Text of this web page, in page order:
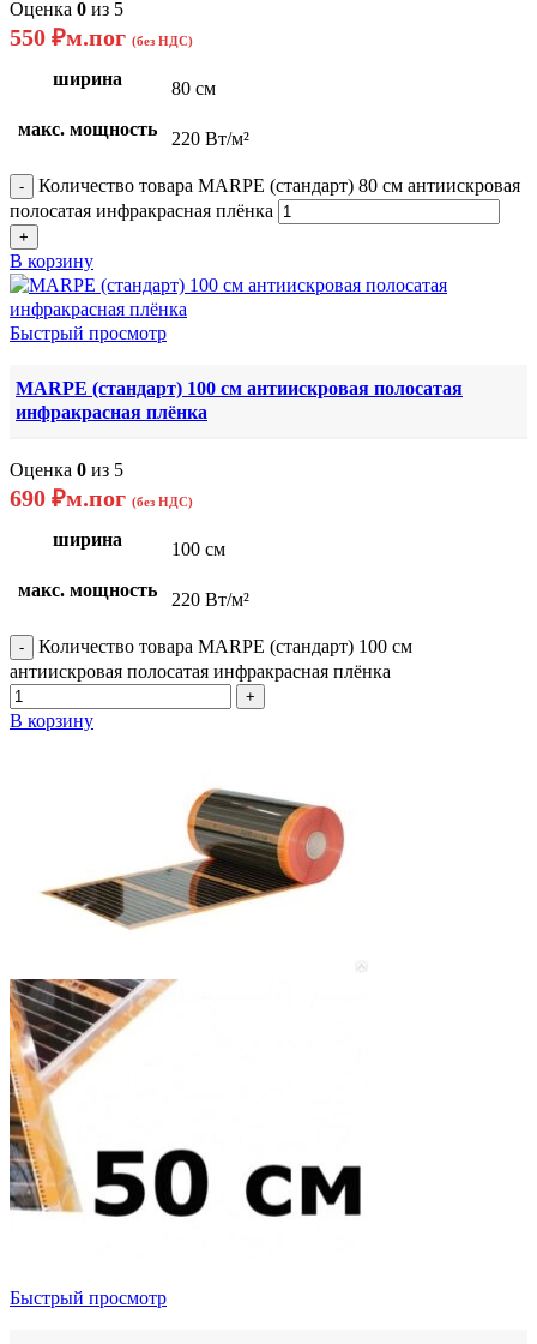
Оценка 0 из 5
550 ₽м.пог (без НДС)
ширина
80 см
макс. мощность
220 Вт/м²
Количество товара MARPE (стандарт) 80 см антиискровая
полосатая инфракрасная плёнка
В корзину
Быстрый просмотр
MARPE (стандарт) 100 см антиискровая полосатая
инфракрасная плёнка
Оценка 0 из 5
690 ₽м.пог (без НДС)
ширина
100 см
макс. мощность
220 Вт/м²
Количество товара MARPE (стандарт) 100 см
антиискровая полосатая инфракрасная плёнка
В корзину
Быстрый просмотр